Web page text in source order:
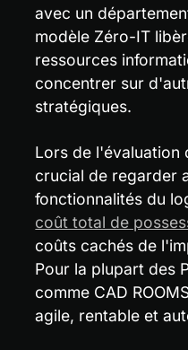
avec un
modèle Zéro-IT
ressources
concentrer sur
stratégiques.
Lors de l'évaluation
crucial de regarder
coût total de
coûts cachés de
Pour la plupart des
comme CAD
agile, rentable et